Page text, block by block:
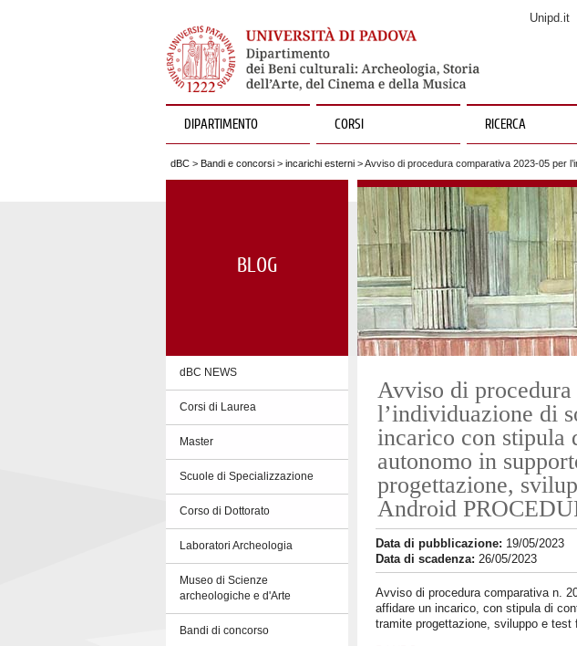
Unipd.it
DIPARTIMENTO CORSI RICERCA
dBC > Bandi e concorsi > incarichi esterni > Avviso di procedura comparativa 2023-05 per
BLOG
dBC NEWS
Corsi di Laurea
Master
Scuole di Specializzazione
Corso di Dottorato
Laboratori Archeologia
Museo di Scienze
archeologiche e d'Arte
Bandi di concorso
Avviso di
l’individuazione di
incarico con stipula
autonomo in
progettazione,
Android
Data di pubblicazione: 19/05/2023
Data di scadenza: 26/05/2023
Avviso di procedura comparativa n.
affidare un incarico, con stipula di
tramite progettazione, sviluppo e test